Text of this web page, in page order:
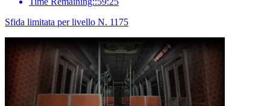
Sfida limitata per livello N. 1175